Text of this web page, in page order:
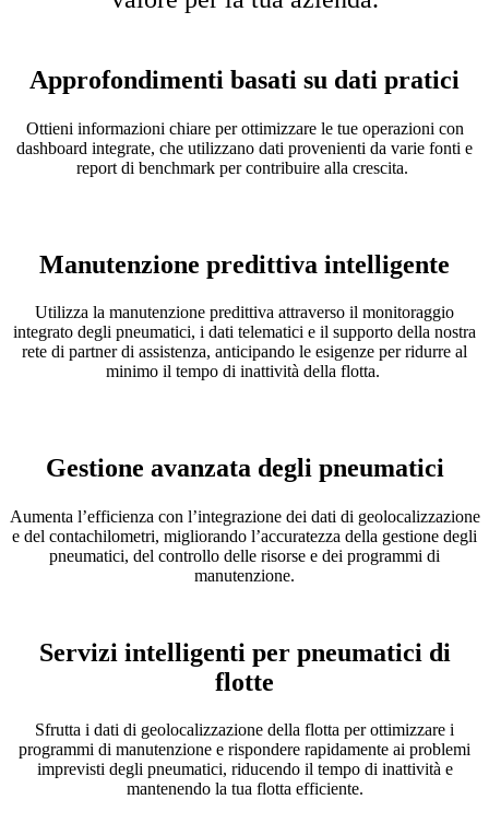
Approfondimenti basati su dati pratici
Ottieni informazioni chiare per ottimizzare le tue operazioni con
dashboard integrate, che utilizzano dati provenienti da varie fonti e
report di benchmark per contribuire alla crescita.
Manutenzione predittiva intelligente
Utilizza la manutenzione predittiva attraverso il monitoraggio
integrato degli pneumatici, i dati telematici e il supporto della nostra
rete di partner di assistenza, anticipando le esigenze per ridurre al
minimo il tempo di inattività della flotta.
Gestione avanzata degli pneumatici
Aumenta l’efficienza con l’integrazione dei dati di geolocalizzazione
e del contachilometri, migliorando l’accuratezza della gestione degli
pneumatici, del controllo delle risorse e dei programmi di
manutenzione.
Servizi intelligenti per pneumatici di
flotte
Sfrutta i dati di geolocalizzazione della flotta per ottimizzare i
programmi di manutenzione e rispondere rapidamente ai problemi
imprevisti degli pneumatici, riducendo il tempo di inattività e
mantenendo la tua flotta efficiente.